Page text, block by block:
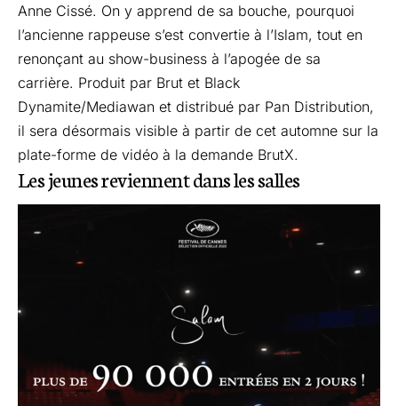
Anne Cissé. On y apprend de sa bouche, pourquoi
l’ancienne rappeuse s’est convertie à l’Islam, tout en
renonçant au show-business à l’apogée de sa
carrière. Produit par Brut et Black
Dynamite/Mediawan et distribué par Pan Distribution,
il sera désormais visible à partir de cet automne sur la
plate-forme de vidéo à la demande BrutX.
Les jeunes reviennent dans les salles